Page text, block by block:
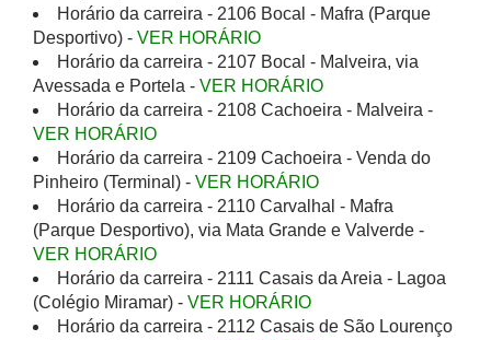
Horário da carreira - 2106 Bocal - Mafra (Parque
Desportivo) - VER HORÁRIO
Horário da carreira - 2107 Bocal - Malveira, via
Avessada e Portela - VER HORÁRIO
Horário da carreira - 2108 Cachoeira - Malveira -
VER HORÁRIO
Horário da carreira - 2109 Cachoeira - Venda do
Pinheiro (Terminal) - VER HORÁRIO
Horário da carreira - 2110 Carvalhal - Mafra
(Parque Desportivo), via Mata Grande e Valverde -
VER HORÁRIO
Horário da carreira - 2111 Casais da Areia - Lagoa
(Colégio Miramar) - VER HORÁRIO
Horário da carreira - 2112 Casais de São Lourenço